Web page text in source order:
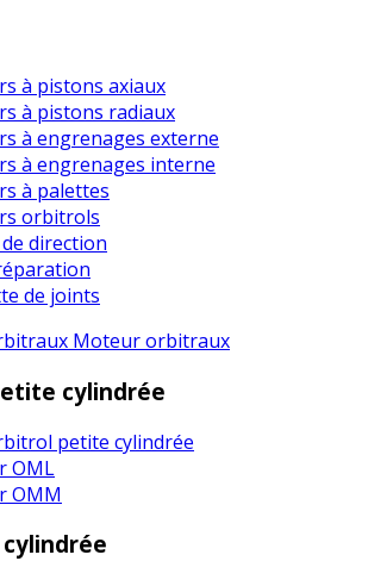
à pistons axiaux
à pistons radiaux
à engrenages externe
à engrenages interne
à palettes
orbitrols
direction
de joints
Moteur orbitraux
cylindrée
OML
OMM